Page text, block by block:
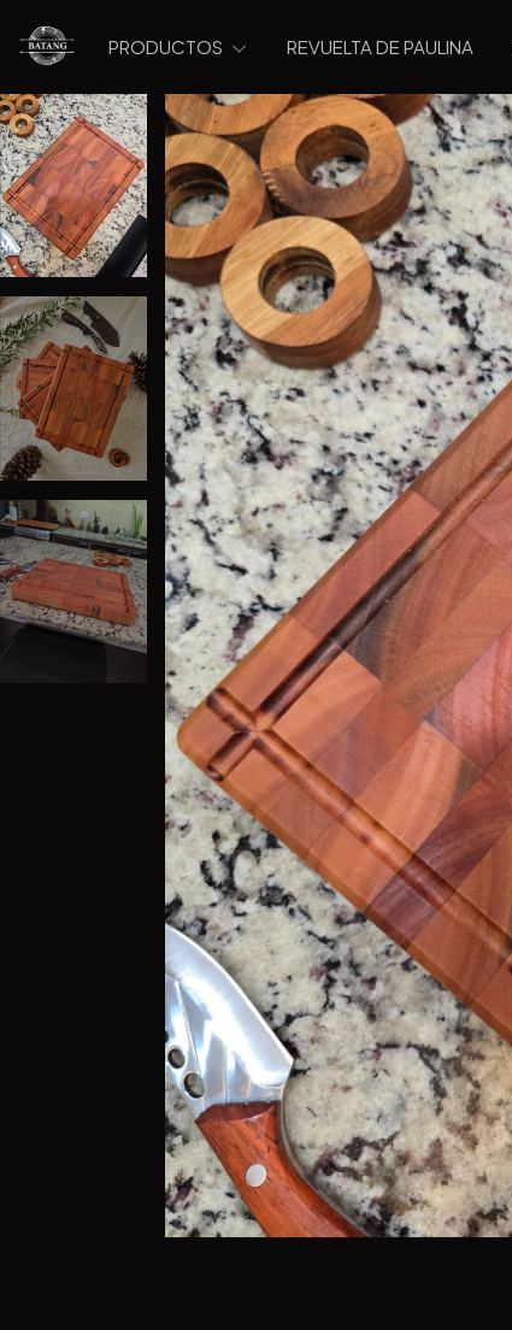
PRODUCTOS REVUELTA DE PAULINA